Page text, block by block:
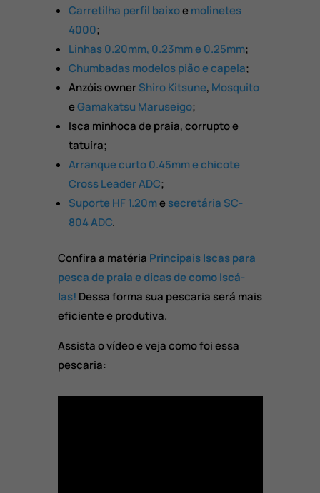
Carretilha perfil baixoemolinetes
4000;
Linhas 0.20mm, 0.23mm e 0.25mm;
Chumbadas modelos pião e capela;
Anzóis ownerShiro Kitsune, Mosquito
eGamakatsu Maruseigo;
Isca minhoca de praia, corrupto e
tatuíra;
Arranque curto 0.45mm e chicote
Cross Leader ADC;
Suporte HF 1.20mesecretária SC-
804 ADC.
Confira a matéria Principais Iscas para
pesca de praia e dicas de como Iscá-
las! Dessa forma sua pescaria será mais
eficiente e produtiva.
Assista o vídeo e veja como foi essa
pescaria: